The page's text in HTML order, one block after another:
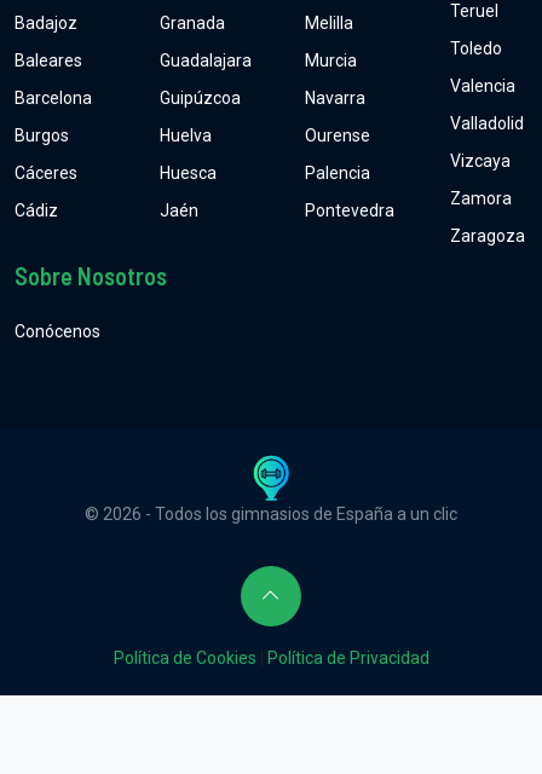
Badajoz
Baleares
Barcelona
Burgos
Cáceres
Cádiz
Granada
Guadalajara
Guipúzcoa
Huelva
Huesca
Jaén
Melilla
Murcia
Navarra
Ourense
Palencia
Pontevedra
Teruel
Toledo
Valencia
Valladolid
Vizcaya
Zamora
Zaragoza
Sobre Nosotros
Conócenos
© 2026 - Todos los gimnasios de España a un clic
Política de Cookies Política de Privacidad